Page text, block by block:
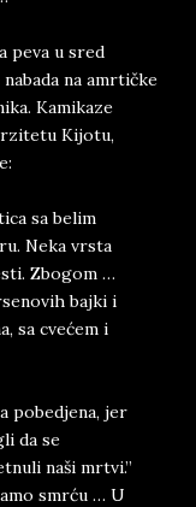
peva u sred
na amrtičke
Kamikaze
Kijotu,
sa belim
Neka vrsta
Zbogom …
bajki i
sa cvećem i
pobedjena, jer
da se
naši mrtvi.”
smrću … U